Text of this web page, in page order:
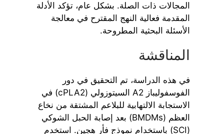
المجالات ذات الصلة. بشكل عام، تؤكد الأدلة
المقدمة فعالية النهج المقترح في معالجة
الأسئلة البحثية المطروحة.
المناقشة
في هذه الدراسة، تم التحقيق في دور
الفوسفوليباز A2 السيتوزولي (cPLA2) في
الاستجابة الالتهابية للبلاعم المشتقة من نخاع
العظم (BMDMs) بعد إصابة الحبل الشوكي
(SCI) باستخدام نموذج فأر هجين. استخدم